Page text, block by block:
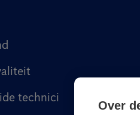
technici
Over